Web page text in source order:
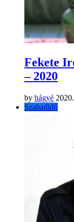
Fekete
– 2020
by hágyé
Szabadidő